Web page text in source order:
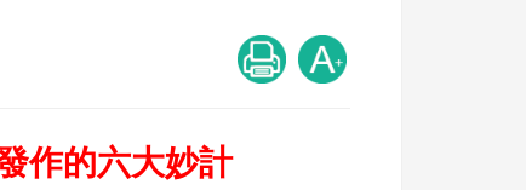
作的六大妙計